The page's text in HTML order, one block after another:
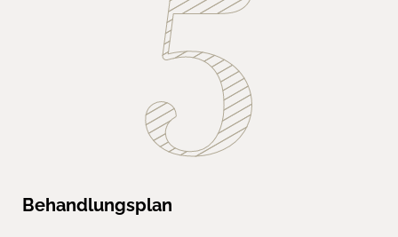
Behandlungsplan